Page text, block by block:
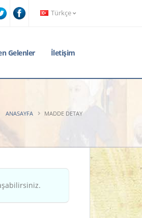
Türkçe
Gelenler İletişim
ANASAYFA MADDE DETAY